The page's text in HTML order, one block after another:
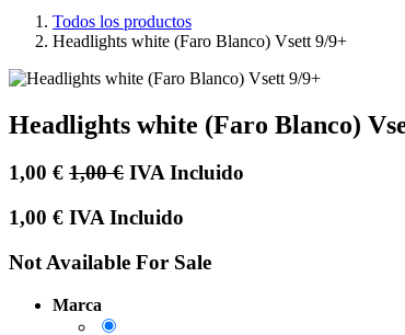
Todos los productos
Headlights white (Faro Blanco) Vsett 9/9+
Headlights white (Faro Blanco)
1,00 € 1,00€ IVA Incluido
1,00 € IVA Incluido
Not Available For Sale
Marca